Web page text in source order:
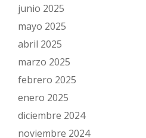
junio 2025
mayo 2025
abril 2025
marzo 2025
febrero 2025
enero 2025
diciembre 2024
noviembre 2024